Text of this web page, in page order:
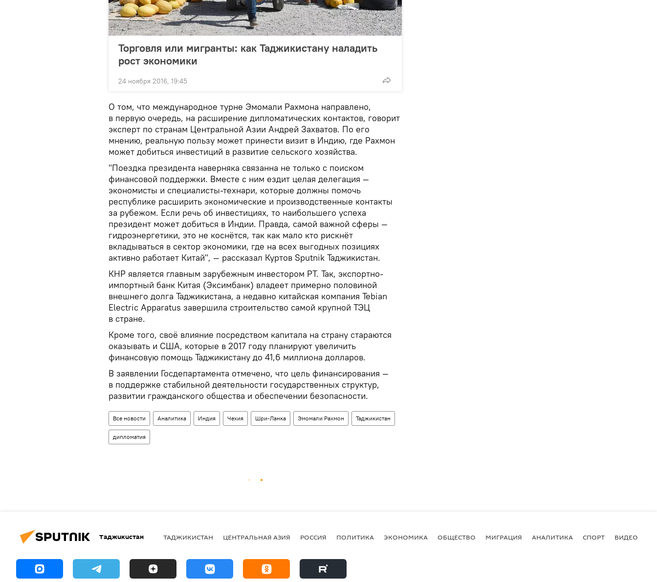
Торговля или мигранты: как Таджикистану наладить
рост экономики
24 ноября 2016, 19:45
О том, что международное турне Эмомали Рахмона направлено,
в первую очередь, на расширение дипломатических контактов, говорит
эксперт по странам Центральной Азии Андрей Захватов. По его
мнению, реальную пользу может принести визит в Индию, где Рахмон
может добиться инвестиций в развитие сельского хозяйства.
"Поездка президента наверняка связанна не только с поиском
финансовой поддержки. Вместе с ним ездит целая делегация —
экономисты и специалисты-технари, которые должны помочь
республике расширить экономические и производственные контакты
за рубежом. Если речь об инвестициях, то наибольшего успеха
президент может добиться в Индии. Правда, самой важной сферы —
гидроэнергетики, это не коснётся, так как мало кто рискнёт
вкладываться в сектор экономики, где на всех выгодных позициях
активно работает Китай", — рассказал Куртов Sputnik Таджикистан.
КНР является главным зарубежным инвестором РТ. Так, экспортно-
импортный банк Китая (Эксимбанк) владеет примерно половиной
внешнего долга Таджикистана, а недавно китайская компания Tebian
Electric Apparatus завершила строительство самой крупной ТЭЦ
в стране.
Кроме того, своё влияние посредством капитала на страну стараются
оказывать и США, которые в 2017 году планируют увеличить
финансовую помощь Таджикистану до 41,6 миллиона долларов.
В заявлении Госдепартамента отмечено, что цель финансирования —
в поддержке стабильной деятельности государственных структур,
развитии гражданского общества и обеспечении безопасности.
Все новости Аналитика Индия Чехия Шри-Ланка Эмомали Рахмон Таджикистан
дипломатия
Таджикистан ТАДЖИКИСТАН ЦЕНТРАЛЬНАЯ АЗИЯ РОССИЯ ПОЛИТИКА ЭКОНОМИКА ОБЩЕСТВО МИГРАЦИЯ АНАЛИТИКА СПОРТ ВИДЕО